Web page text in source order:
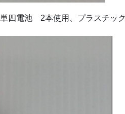
四電池 2本使用、プラスチック